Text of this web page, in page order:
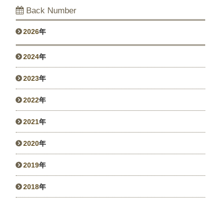
Back Number
2026年
2024年
2023年
2022年
2021年
2020年
2019年
2018年